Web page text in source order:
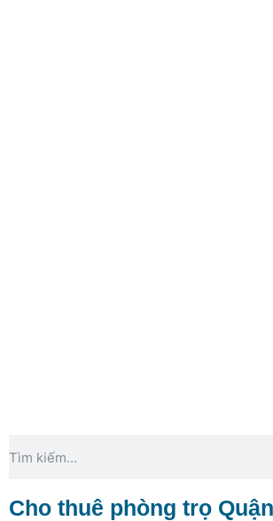
Cho thuê phòng trọ